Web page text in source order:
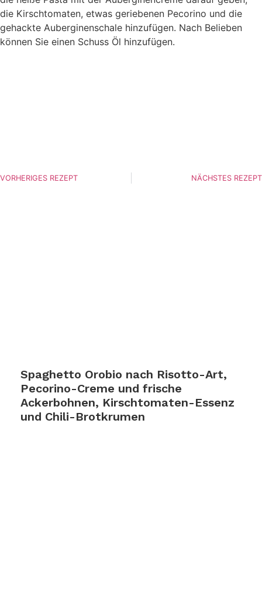
die Kirschtomaten, etwas geriebenen Pecorino und die
gehackte Auberginenschale hinzufügen. Nach Belieben
können Sie einen Schuss Öl hinzufügen.
VORHERIGES REZEPT NÄCHSTES REZEPT
Spaghetto Orobio nach Risotto-Art,
Pecorino-Creme und frische
Ackerbohnen, Kirschtomaten-Essenz
und Chili-Brotkrumen